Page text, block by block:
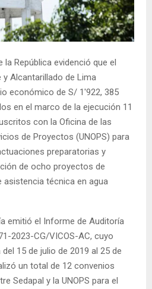
la República evidenció que el
y Alcantarillado de Lima
económico de S/ 1′922, 385
en el marco de la ejecución 11
con la Oficina de las
de Proyectos (UNOPS) para
preparatorias y
de ocho proyectos de
asistencia técnica en agua
emitió el Informe de Auditoría
2023-CG/VICOS-AC, cuyo
15 de julio de 2019 al 25 de
un total de 12 convenios
Sedapal y la UNOPS para el